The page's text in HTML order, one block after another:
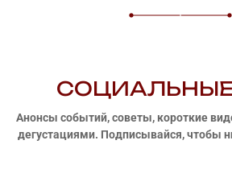
Анонсы событий, советы, короткие
дегустациями. Подписывайся, чтобы